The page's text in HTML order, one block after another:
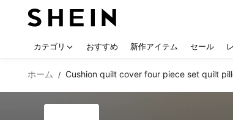
カテゴリ おすすめ 新作アイテム セール
ホーム / Cushion quilt cover four piece set quilt